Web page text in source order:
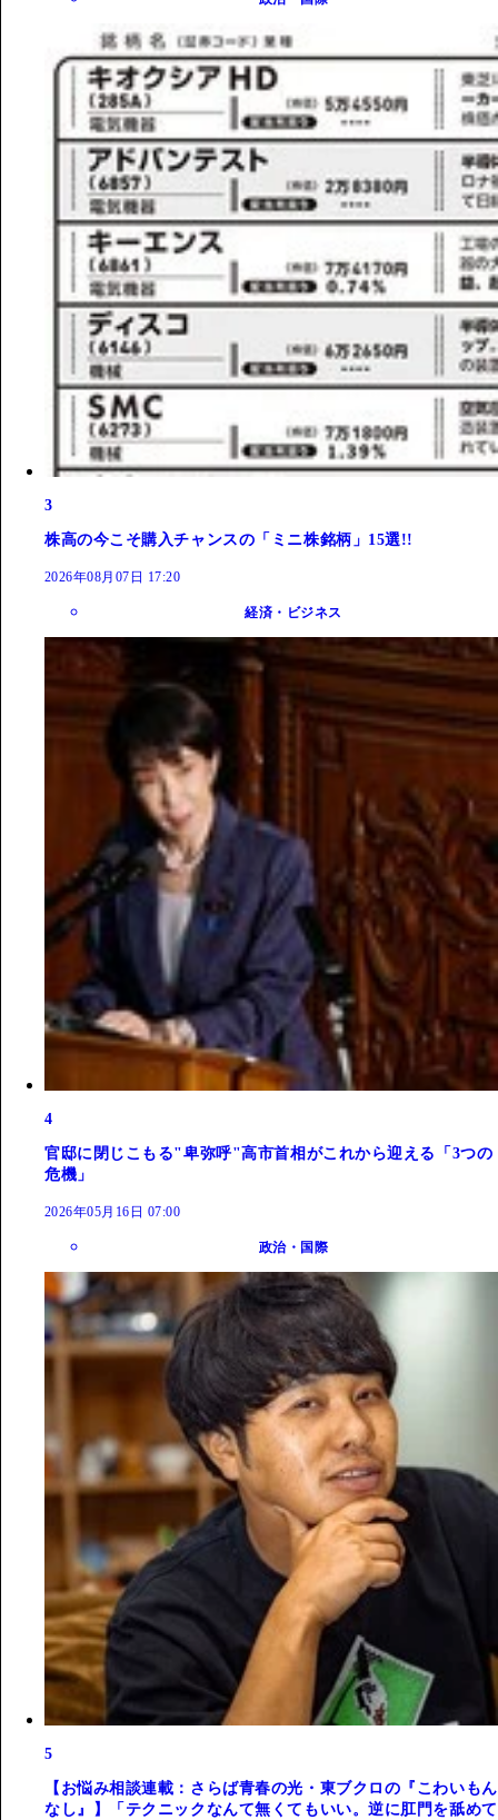
3
株高の今こそ購入チャンスの「ミニ株銘柄」15選!!
2026年08月07日 17:20
経済・ビジネス
4
官邸に閉じこもる"卑弥呼"高市首相がこれから迎える「3つの
危機」
2026年05月16日 07:00
政治・国際
5
【お悩み相談連載：さらば青春の光・東ブクロの『こわいもん
なし』】「テクニックなんて無くてもいい。逆に肛門を舐めて